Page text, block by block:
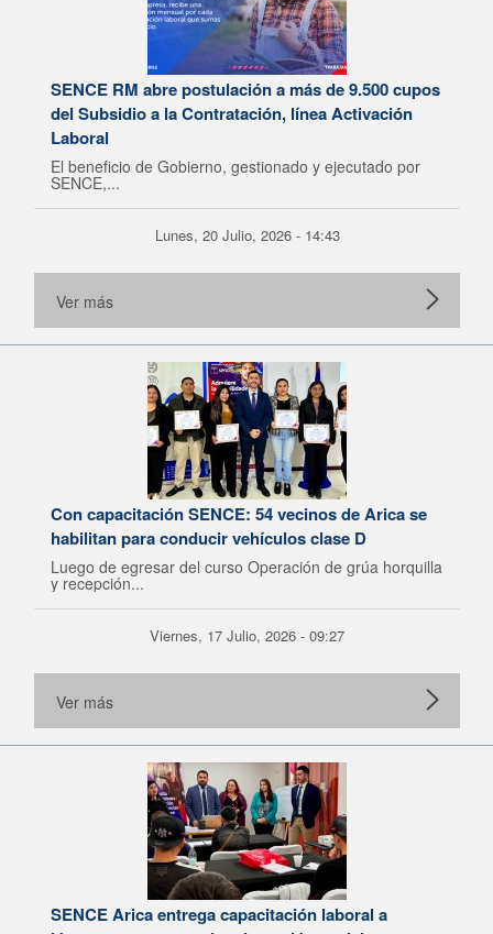
SENCE RM abre postulación a más de 9.500 cupos
del Subsidio a la Contratación, línea Activación
Laboral
El beneficio de Gobierno, gestionado y ejecutado por
SENCE,...
Lunes, 20 Julio, 2026 - 14:43
Ver más
Con capacitación SENCE: 54 vecinos de Arica se
habilitan para conducir vehículos clase D
Luego de egresar del curso Operación de grúa horquilla
y recepción...
Viernes, 17 Julio, 2026 - 09:27
Ver más
SENCE Arica entrega capacitación laboral a